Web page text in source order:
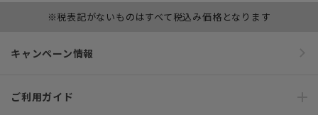
※税表記がないものはすべて税込み価格となります
キャンペーン情報
ご利用ガイド